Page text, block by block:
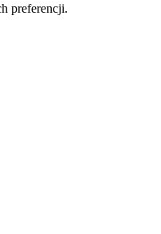
preferencji.